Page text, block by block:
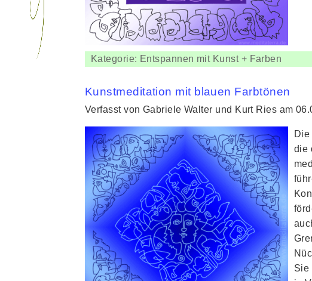
Kategorie: Entspannen mit Kunst + Farben
Kunstmeditation mit blauen Farbtönen
Verfasst von Gabriele Walter und Kurt Ries am
die
Sie